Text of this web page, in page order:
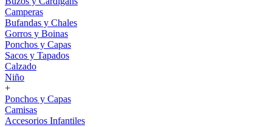
Camperas
Bufandas y Chales
Gorros y Boinas
Ponchos y Capas
Sacos y Tapados
Calzado
Niño
+
Ponchos y Capas
Camisas
Accesorios Infantiles